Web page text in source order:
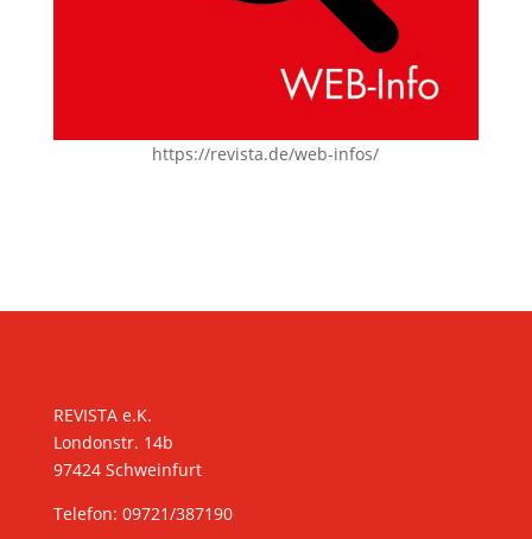
https://revista.de/web-infos/
REVISTA e.K.
Londonstr. 14b
97424 Schweinfurt
Telefon: 09721/387190